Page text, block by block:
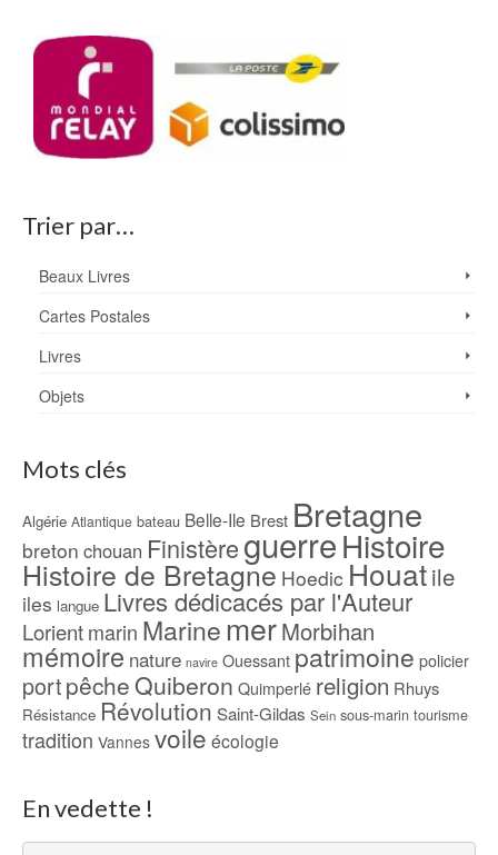
Trier par…
Beaux Livres
Cartes Postales
Livres
Objets
Mots clés
Algérie Atlantique bateau Belle-Ile Brest Bretagne
breton chouan FinistèreguerreHistoire
Histoire de Bretagne Hoedic Houatile
iles langue Livres dédicacés par l'Auteur
Lorientmarin Marine merMorbihan
mémoire nature navire Ouessant patrimoine policier
portpêcheQuiberon Quimperlé religion Rhuys
Résistance Révolution Saint-Gildas Sein sous-marin tourisme
tradition Vannes voile écologie
En vedette !